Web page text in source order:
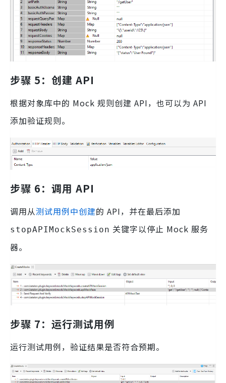
步骤 5：创建 API
根据对象库中的 Mock 规则创建 API，也可以为 API
添加验证规则。
步骤 6：调用 API
调用从测试用例中创建的 API，并在最后添加
stopAPIMockSession 关键字以停止 Mock 服务
器。
步骤 7：运行测试用例
运行测试用例，验证结果是否符合预期。